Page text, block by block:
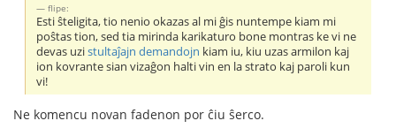
flipe:
Esti ŝteligita, tio nenio okazas al mi ĝis nuntempe kiam mi
poŝtas tion, sed tia mirinda karikaturo bone montras ke vi ne
devas uzistultaĵajn demandojn kiam iu, kiu uzas armilon kaj
ion kovrante sian vizaĝon halti vin en la strato kaj paroli kun
vi!
Ne komencu novan fadenon por ĉiu ŝerco.